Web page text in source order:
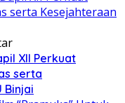
XII Perkuat
serta
Binjai